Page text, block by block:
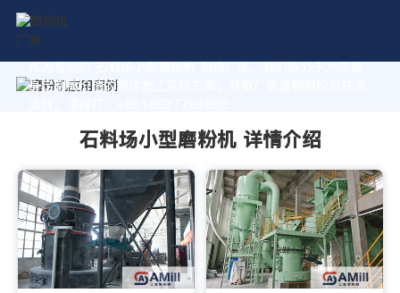
作为专业的 石料场小型磨粉机 制造厂家，我们致力于为您量
身定制高价值的粉体加工系统方案。获取厂家直销报价及技术
石料场小型磨粉机 详情介绍